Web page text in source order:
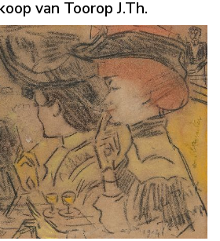
van Toorop J.Th.